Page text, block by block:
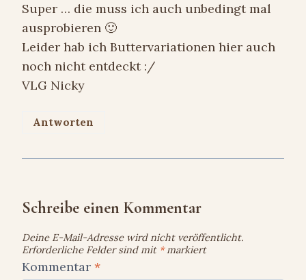
Super … die muss ich auch unbedingt mal
ausprobieren 🙂
Leider hab ich Buttervariationen hier auch
noch nicht entdeckt :/
VLG Nicky
Antworten
Schreibe einen Kommentar
Deine E-Mail-Adresse wird nicht veröffentlicht.
Erforderliche Felder sind mit *markiert
Kommentar *